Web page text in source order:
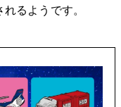
るようです。